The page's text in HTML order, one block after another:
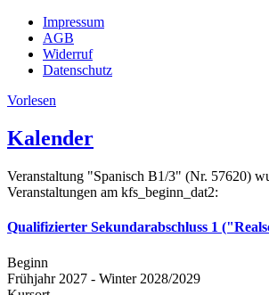
Impressum
AGB
Widerruf
Datenschutz
Vorlesen
Kalender
Veranstaltung "Spanisch B1/3" (Nr. 57620)
Veranstaltungen am kfs_beginn_dat2:
Qualifizierter Sekundarabschluss 1
Beginn
Frühjahr 2027 - Winter 2028/2029